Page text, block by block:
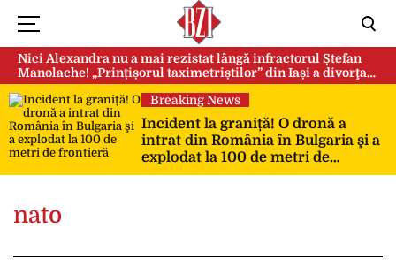
Nici Alexandra nu a mai rezistat lângă infractorul Ștefan
Manolache! „Prințișorul taximetriștilor” din Iași a divorţat
după doi ani de căsnicie
Breaking News
Incident la graniță! O dronă a
intrat din România în Bulgaria şi a
explodat la 100 de metri de
frontieră
nato